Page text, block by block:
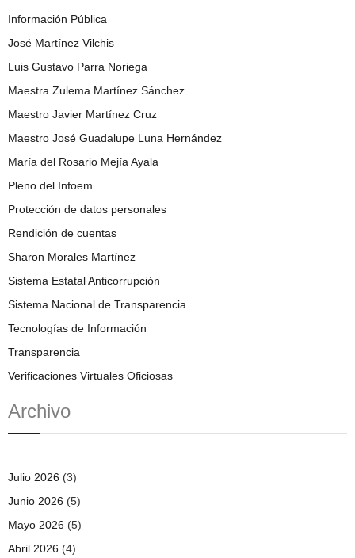
Información Pública
José Martínez Vilchis
Luis Gustavo Parra Noriega
Maestra Zulema Martínez Sánchez
Maestro Javier Martínez Cruz
Maestro José Guadalupe Luna Hernández
María del Rosario Mejía Ayala
Pleno del Infoem
Protección de datos personales
Rendición de cuentas
Sharon Morales Martínez
Sistema Estatal Anticorrupción
Sistema Nacional de Transparencia
Tecnologías de Información
Transparencia
Verificaciones Virtuales Oficiosas
Archivo
Julio 2026 (3)
Junio 2026 (5)
Mayo 2026 (5)
Abril 2026 (4)